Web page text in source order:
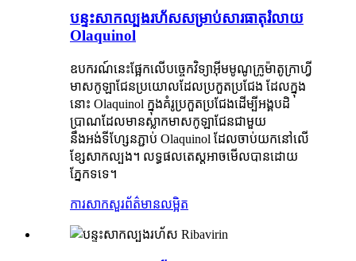
បន្ទះសាកល្បងរហ័សសម្រាប់សារធាតុរំលាយ
Olaquinol
ឧបករណ៍នេះផ្អែកលើបច្ចេកវិទ្យាអ៊ីមមូណូក្រូម៉ាតូក្រាហ្វី
មាសកូឡាជែនប្រយោលដែលប្រកួតប្រជែង ដែលក្នុង
នោះ Olaquinol ក្នុងគំរូប្រកួតប្រជែងដើម្បីអង្គបដិ
ប្រាណដែលមានស្លាកមាសកូឡាជែនជាមួយ
នឹងអង់ទីហ្សែនភ្ជាប់ Olaquinol ដែលចាប់យកនៅលើ
ខ្សែសាកល្បង។ លទ្ធផលតេស្តអាចមើលបានដោយ
ភ្នែកទទេ។
ការសាកសួរព័ត៌មានលម្អិត